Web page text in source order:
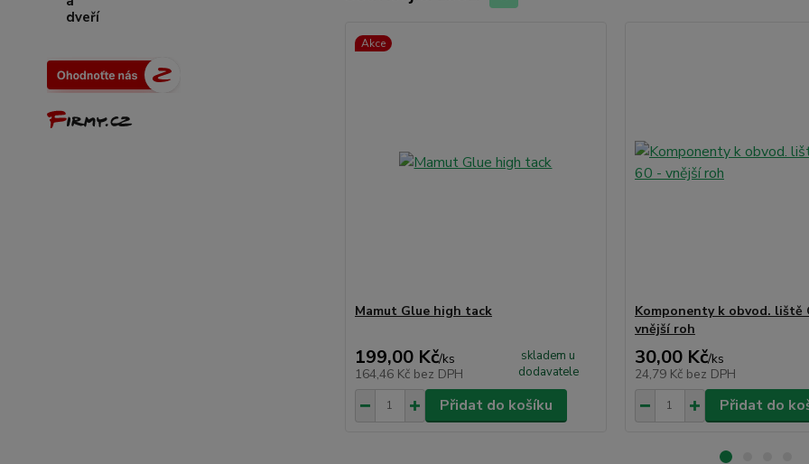
Akce
Mamut Glue high tack
199,00 Kč/ks
164,46 Kč bez DPH
skladem u
dodavatele
Přidat do košíku
Komponenty k obvod. liště
vnější roh
30,00 Kč/ks
24,79 Kč bez DPH
Přidat do